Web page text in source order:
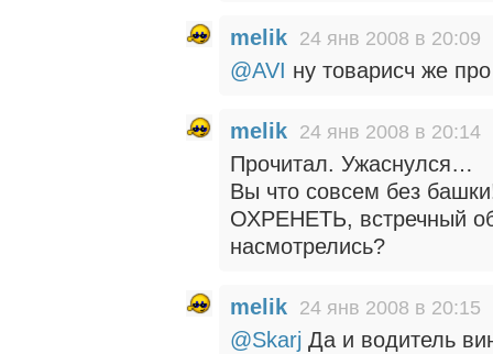
melik 24 янв 2008 в 20:09
@AVI ну товарисч же
melik 24 янв 2008 в 20:14
Прочитал. Ужаснулся…
Вы что совсем без
ОХРЕНЕТЬ, встречный
насмотрелись?
melik 24 янв 2008 в 20:15
@Skarj Да и водитель